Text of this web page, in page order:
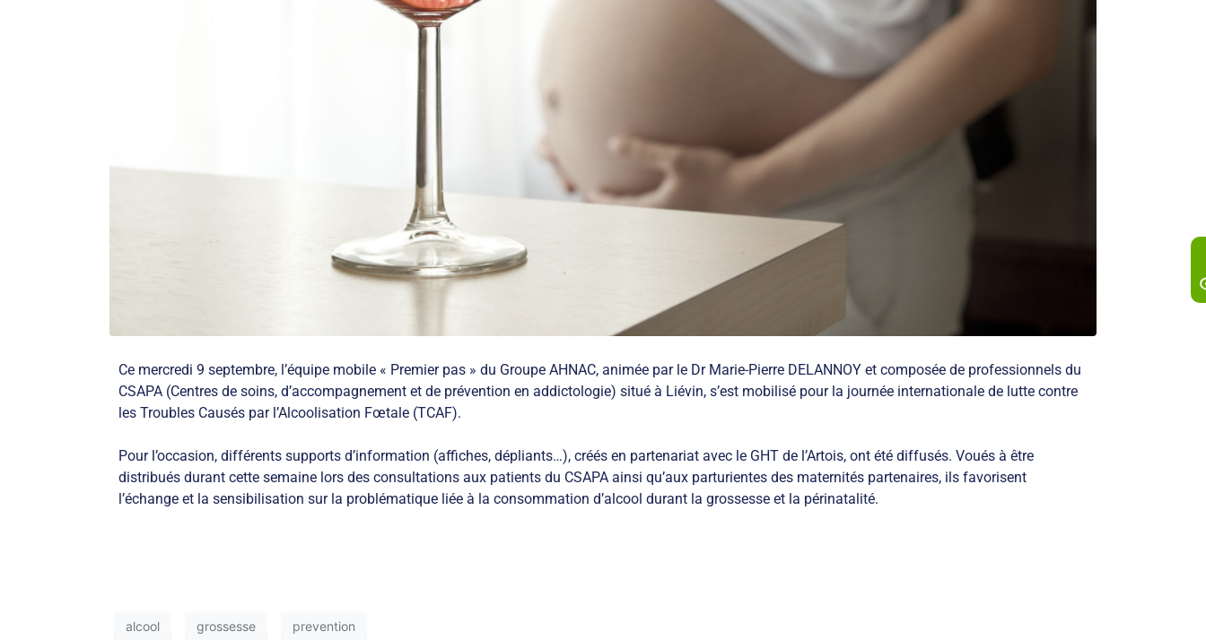
Ce mercredi 9 septembre, l’équipe mobile « Premier pas » du Groupe AHNAC, animée par le Dr Marie-Pierre DELANNOY et composée de professionnels du
CSAPA (Centres de soins, d’accompagnement et de prévention en addictologie) situé à Liévin, s’est mobilisé pour la journée internationale de lutte contre
les Troubles Causés par l’Alcoolisation Fœtale (TCAF).
Pour l’occasion, différents supports d’information (affiches, dépliants…), créés en partenariat avec le GHT de l’Artois, ont été diffusés. Voués à être
distribués durant cette semaine lors des consultations aux patients du CSAPA ainsi qu’aux parturientes des maternités partenaires, ils favorisent
l’échange et la sensibilisation sur la problématique liée à la consommation d’alcool durant la grossesse et la périnatalité.
alcool grossesse prevention